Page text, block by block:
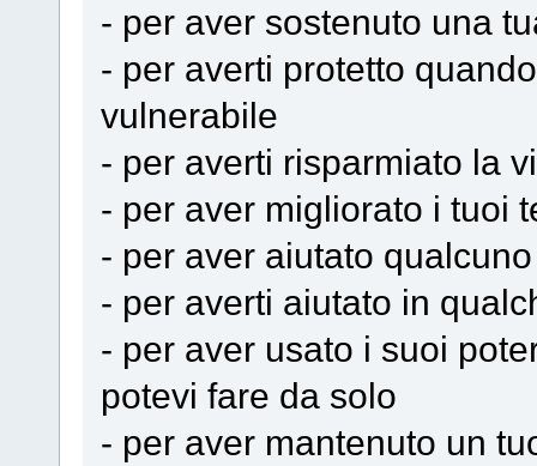
- per aver sostenuto una
- per averti protetto
vulnerabile
- per averti risparmiato la
- per aver migliorato i tuoi
- per aver aiutato
- per averti aiutato in
- per aver usato i suoi
potevi fare da solo
- per aver mantenuto un